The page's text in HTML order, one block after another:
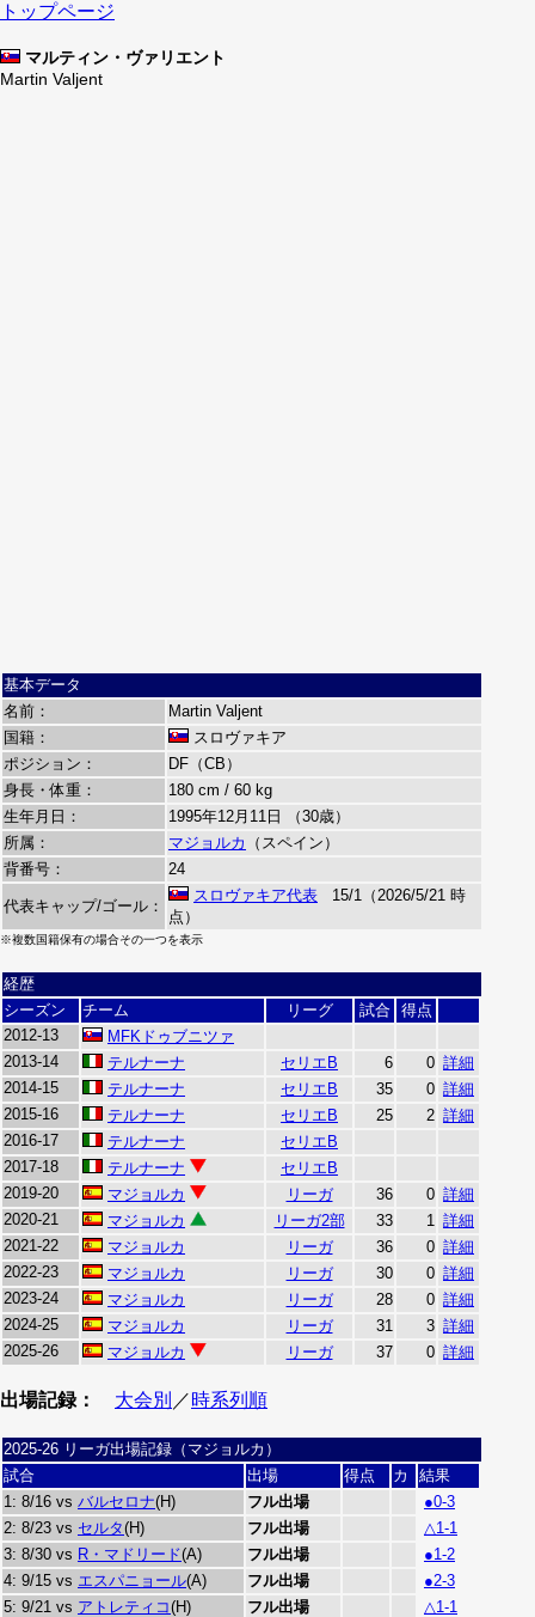
トップページ
マルティン・ヴァリエント
Martin Valjent
基本データ
名前：
Martin Valjent
国籍：
スロヴァキア
ポジション：
DF（CB）
身長・体重：
180 cm / 60 kg
生年月日：
1995年12月11日 （30歳）
所属：
マジョルカ
（スペイン）
背番号：
24
代表キャップ/ゴール：
スロヴァキア代表 15/1（2026/5/21 時
点）
※複数国籍保有の場合その一つを表示
経歴
シーズン
チーム リーグ 試合
得点
2012-13
MFKドゥブニツァ
2013-14
テルナーナ セリエB 6 0 詳細
2014-15
テルナーナ セリエB 35 0 詳細
2015-16
テルナーナ セリエB 25 2 詳細
2016-17
テルナーナ
セリエB
2017-18
テルナーナ
セリエB
2019-20
マジョルカ リーガ 36 0 詳細
2020-21
マジョルカ リーガ2部 33 1 詳細
2021-22
マジョルカ リーガ 36 0 詳細
2022-23
マジョルカ リーガ 30 0 詳細
2023-24
マジョルカ リーガ 28 0 詳細
2024-25
マジョルカ リーガ 31 3 詳細
2025-26
マジョルカ リーガ 37 0 詳細
出場記録： 大会別 ／時系列順
2025-26 リーガ出場記録（マジョルカ）
試合
出場 得点 カ
結果
1: 8/16 vs バルセロナ(H) フル出場
●0-3
2: 8/23 vs セルタ(H) フル出場
△1-1
3: 8/30 vs R・マドリード(A) フル出場
●1-2
4: 9/15 vs エスパニョール(A) フル出場
●2-3
5: 9/21 vs アトレティコ(H) フル出場
△1-1